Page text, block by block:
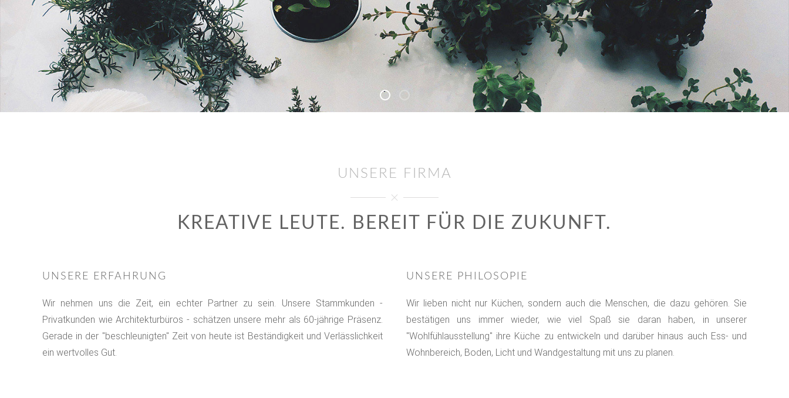
About 2
UNSERE FIRMA
KREATIVE LEUTE. BEREIT FÜR DIE ZUKUNFT.
UNSERE ERFAHRUNG
Wir nehmen uns die Zeit, ein echter Partner zu sein. Unsere Stammkunden -
Privatkunden wie Architekturbüros - schätzen unsere mehr als 60-jährige Präsenz.
Gerade in der "beschleunigten" Zeit von heute ist Beständigkeit und Verlässlichkeit
ein wertvolles Gut.
UNSERE PHILOSOPIE
Wir lieben nicht nur Küchen, sondern auch die Menschen, die dazu gehören. Sie
bestätigen uns immer wieder, wie viel Spaß sie daran haben, in unserer
"Wohlfühlausstellung" ihre Küche zu entwickeln und darüber hinaus auch Ess- und
Wohnbereich, Boden, Licht und Wandgestaltung mit uns zu planen.